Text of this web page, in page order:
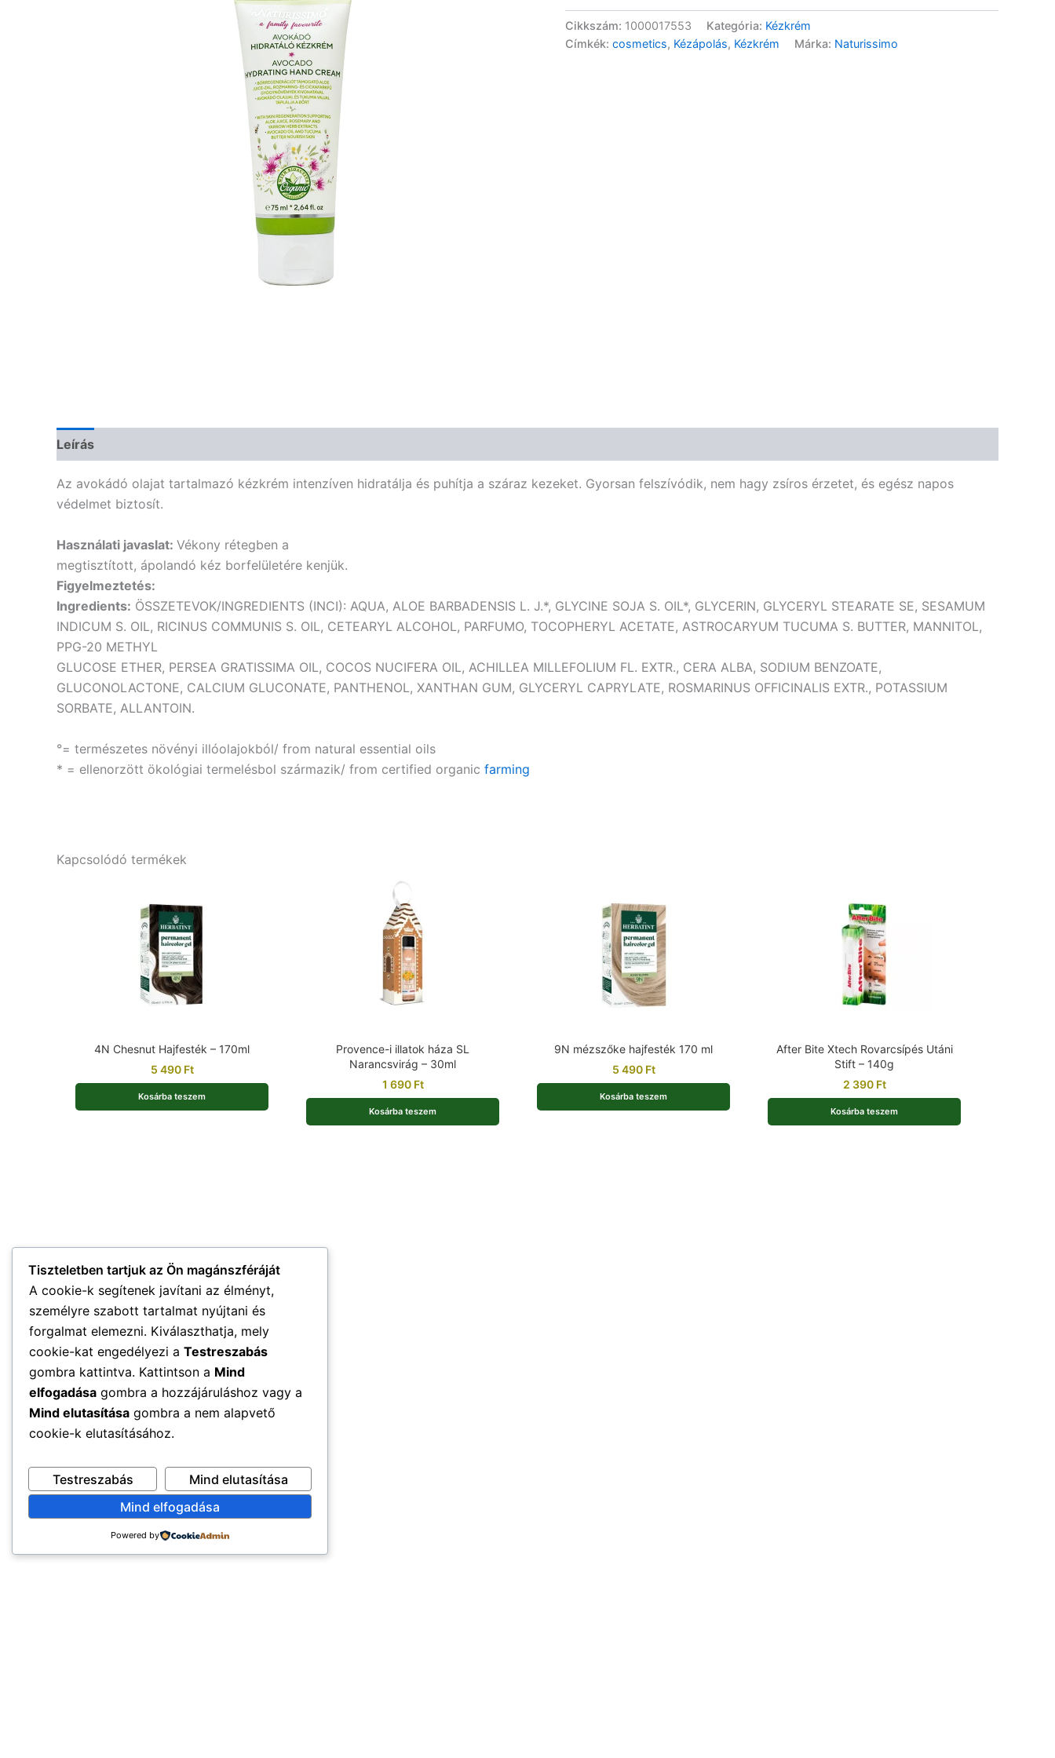
Cikkszám: 1000017553 Kategória: Kézkrém
Címkék: cosmetics, Kézápolás, Kézkrém Márka: Naturissimo
Leírás
Az avokádó olajat tartalmazó kézkrém intenzíven hidratálja és puhítja a száraz kezeket. Gyorsan felszívódik, nem hagy zsíros érzetet, és egész napos
védelmet biztosít.
Használati javaslat: Vékony rétegben a
megtisztított, ápolandó kéz borfelületére kenjük.
Figyelmeztetés:
Ingredients: ÖSSZETEVOK/INGREDIENTS (INCI): AQUA, ALOE BARBADENSIS L. J.*, GLYCINE SOJA S. OIL*, GLYCERIN, GLYCERYL STEARATE SE, SESAMUM
INDICUM S. OIL, RICINUS COMMUNIS S. OIL, CETEARYL ALCOHOL, PARFUMO, TOCOPHERYL ACETATE, ASTROCARYUM TUCUMA S. BUTTER, MANNITOL,
PPG-20 METHYL
GLUCOSE ETHER, PERSEA GRATISSIMA OIL, COCOS NUCIFERA OIL, ACHILLEA MILLEFOLIUM FL. EXTR., CERA ALBA, SODIUM BENZOATE,
GLUCONOLACTONE, CALCIUM GLUCONATE, PANTHENOL, XANTHAN GUM, GLYCERYL CAPRYLATE, ROSMARINUS OFFICINALIS EXTR., POTASSIUM
SORBATE, ALLANTOIN.
°= természetes növényi illóolajokból/ from natural essential oils
* = ellenorzött ökológiai termelésbol származik/ from certified organic farming
Kapcsolódó termékek
4N Chesnut Hajfesték – 170ml
5 490 Ft
Kosárba teszem
Provence-i illatok háza SL
Narancsvirág – 30ml
1 690 Ft
Kosárba teszem
9N mézszőke hajfesték 170 ml
5 490 Ft
Kosárba teszem
After Bite Xtech Rovarcsípés Utáni
Stift – 140g
2 390 Ft
Kosárba teszem
Tiszteletben tartjuk az Ön magánszféráját
A cookie-k segítenek javítani az élményt,
személyre szabott tartalmat nyújtani és
forgalmat elemezni. Kiválaszthatja, mely
cookie-kat engedélyezi a Testreszabás
gombra kattintva. Kattintson a Mind
elfogadása gombra a hozzájáruláshoz vagy a
Mind elutasítása gombra a nem alapvető
cookie-k elutasításához.
Testreszabás
Mind elutasítása
Mind elfogadása
Powered by